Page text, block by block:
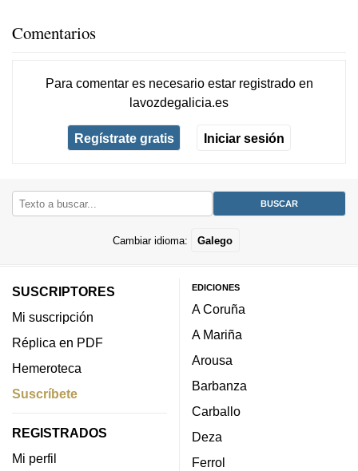
Comentarios
Para comentar es necesario estar registradoen
lavozdegalicia.es
Regístrate gratis Iniciar sesión
Cambiar idioma: Galego
SUSCRIPTORES
Mi suscripción
Réplica en PDF
Hemeroteca
Suscríbete
REGISTRADOS
Mi perfil
EDICIONES
A Coruña
A Mariña
Arousa
Barbanza
Carballo
Deza
Ferrol